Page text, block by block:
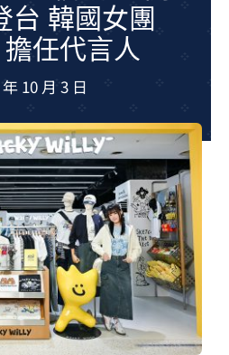
夢想TV
GCU大賽
夢想購物
台 韓國女團
任代言人
10 月 3 日